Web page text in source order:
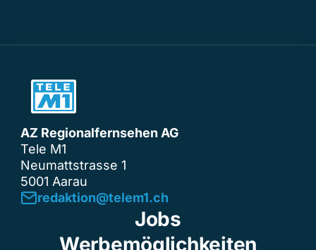
AZ Regionalfernsehen AG
Tele M1
Neumattstrasse 1
5001 Aarau
redaktion@telem1.ch
Jobs
Werbemöglichkeiten